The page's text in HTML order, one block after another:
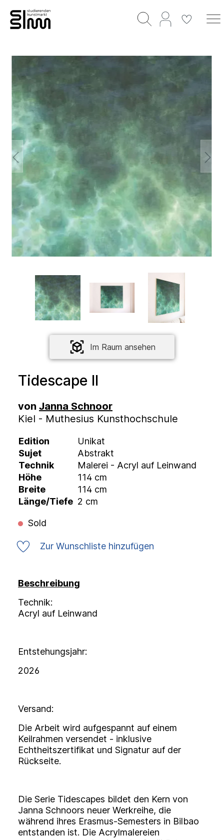
Im Raum ansehen
Tidescape II
von Janna Schnoor
Kiel - Muthesius Kunsthochschule
Edition
Unikat
Sujet
Abstrakt
Technik
Malerei - Acryl auf Leinwand
Höhe
114 cm
Breite
114 cm
Länge/Tiefe 2 cm
Sold
Zur Wunschliste hinzufügen
Beschreibung
Technik:
Acryl auf Leinwand
Entstehungsjahr:
2026
Versand:
Die Arbeit wird aufgespannt auf einem
Keilrahmen versendet - inklusive
Echtheitszertifikat und Signatur auf der
Rückseite.
Die Serie Tidescapes bildet den Kern von
Janna Schnoors neuer Werkreihe, die
während ihres Erasmus-Semesters in Bilbao
entstanden ist. Die Acrylmalereien